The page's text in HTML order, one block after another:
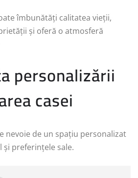
îmbunătăți calitatea vieții,
și oferă o atmosferă
personalizării
casei
nevoie de un spațiu personalizat
și preferințele sale.